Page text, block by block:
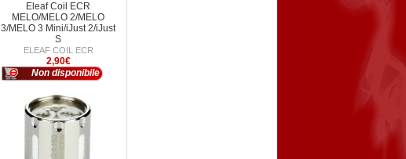
Eleaf Coil ECR
MELO/MELO 2/MELO
3/MELO 3 Mini/iJust 2/iJust
S
ELEAF COIL ECR
2,90€
Non disponibile